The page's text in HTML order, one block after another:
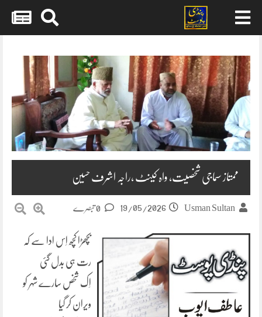
content
ممتاز سماجی شخصیت، واہ کینٹ ،راجہ اشرف حسین
Usman Sultan
19/05/2026
بچھڑا کچھ اِس ادا سے کہ
رت ہی بدل گئی
اِک شخص سارے شہر کو
ویران کر گیا